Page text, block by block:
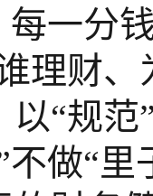
每一分
理财、
“规
不做“